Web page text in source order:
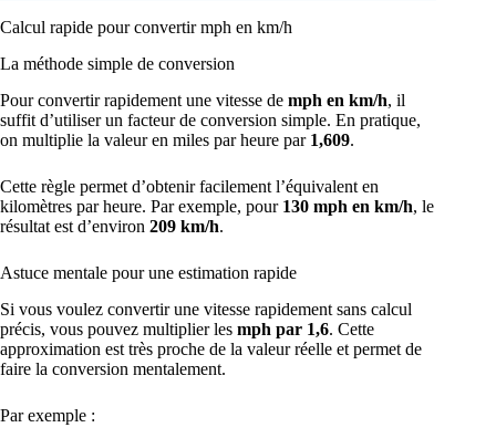
Calcul rapide pour convertir mph en km/h
La méthode simple de conversion
Pour convertir rapidement une vitesse de mph en km/h, il
suffit d’utiliser un facteur de conversion simple. En pratique,
on multiplie la valeur en miles par heure par 1,609.
Cette règle permet d’obtenir facilement l’équivalent en
kilomètres par heure. Par exemple, pour 130 mph en km/h, le
résultat est d’environ 209 km/h.
Astuce mentale pour une estimation rapide
Si vous voulez convertir une vitesse rapidement sans calcul
précis, vous pouvez multiplier les mph par 1,6. Cette
approximation est très proche de la valeur réelle et permet de
faire la conversion mentalement.
Par exemple :